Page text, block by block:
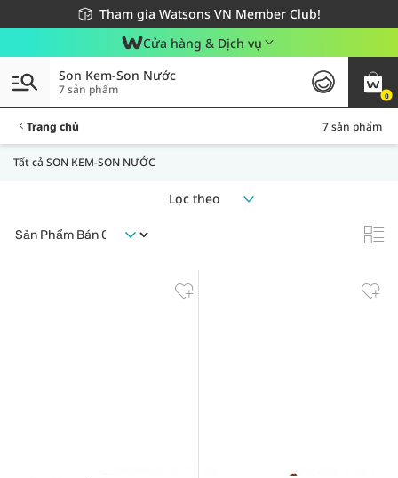
Tham gia Watsons VN Member Club!
Miễn phí giao hàng cho đơn hàng từ 249,000Đ
Giao hàng nhanh 24h - Áp dụng khu vực TP. Hồ Chí Minh
Cửa hàng & Dịch vụ
0
Son Kem-Son Nước
7 sản phẩm
Trang chủ 7 sản phẩm
Tất cả SON KEM-SON NƯỚC
Lọc theo